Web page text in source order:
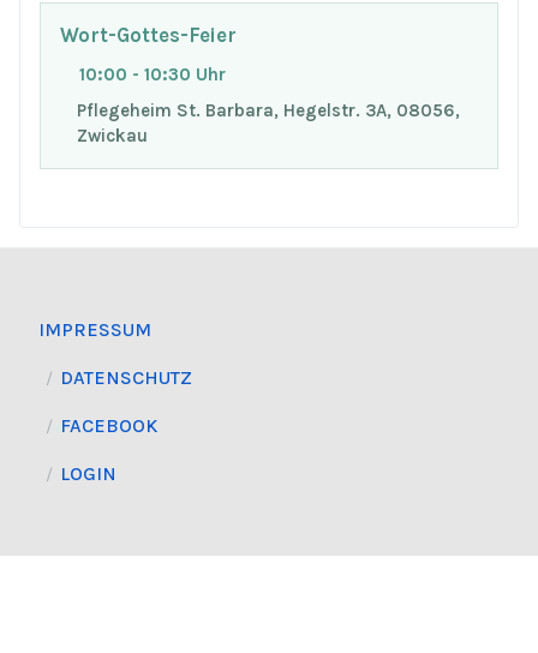
Wort-Gottes-Feier
10:00 - 10:30 Uhr
Pflegeheim St. Barbara, Hegelstr. 3A, 08056,
Zwickau
IMPRESSUM
DATENSCHUTZ
FACEBOOK
LOGIN